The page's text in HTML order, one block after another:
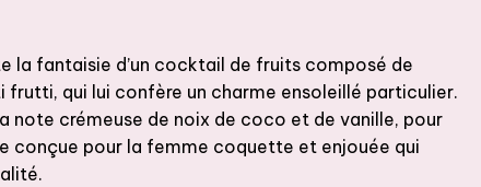
fantaisie d’un cocktail de fruits composé de
qui lui confère un charme ensoleillé particulier.
note crémeuse de noix de coco et de vanille, pour
conçue pour la femme coquette et enjouée qui